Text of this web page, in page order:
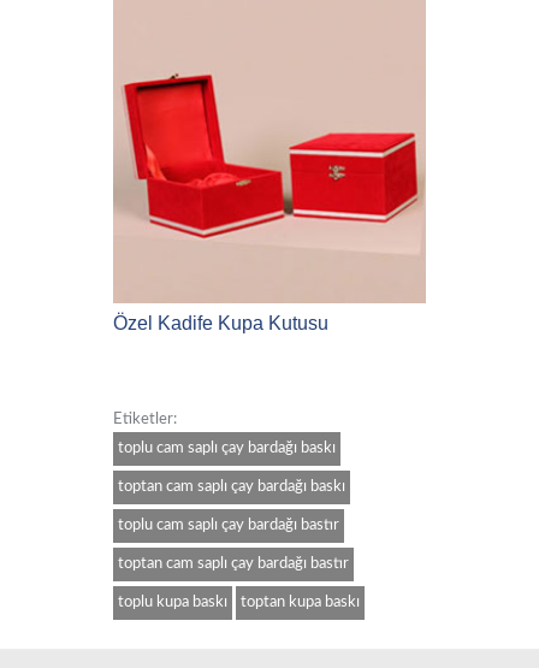
Özel Kadife Kupa Kutusu
Etiketler:
toplu cam saplı çay bardağı baskı
toptan cam saplı çay bardağı baskı
toplu cam saplı çay bardağı bastır
toptan cam saplı çay bardağı bastır
toplu kupa baskı toptan kupa baskı